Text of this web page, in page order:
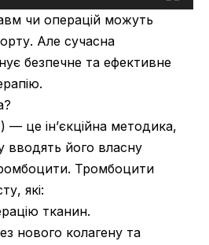
чи операцій можуть
Але сучасна
безпечне та ефективне
— це ін’єкційна методика,
вводять його власну
Тромбоцити
які:
тканин.
нового колагену та